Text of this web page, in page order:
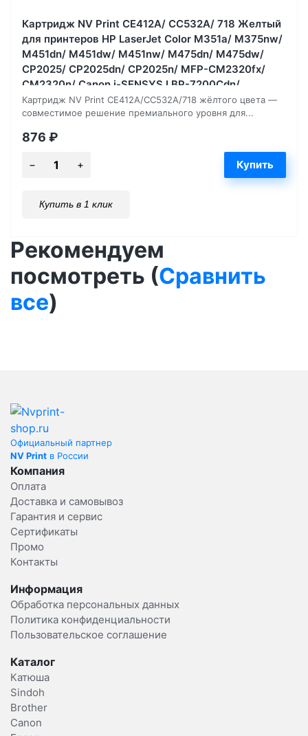
Картридж NV Print CE412A/ CC532A/ 718 Желтый
для принтеров HP LaserJet Color M351a/ M375nw/
M451dn/ M451dw/ M451nw/ M475dn/ M475dw/
CP2025/ CP2025dn/ CP2025n/ MFP-CM2320fx/
CM2320n/ Canon i-SENSYS LBP-7200Cdn/
7210Cdn/ 7660, 2800 страниц
Картридж NV Print CE412A/CC532A/718 жёлтого цвета —
совместимое решение премиального уровня для...
876 ₽
Купить в 1 клик
Рекомендуем
посмотреть (Сравнить
все)
Официальный партнер
NV Print в России
Компания
Оплата
Доставка и самовывоз
Гарантия и сервис
Сертификаты
Промо
Контакты
Информация
Обработка персональных данных
Политика конфиденциальности
Пользовательское соглашение
Каталог
Катюша
Sindoh
Brother
Canon